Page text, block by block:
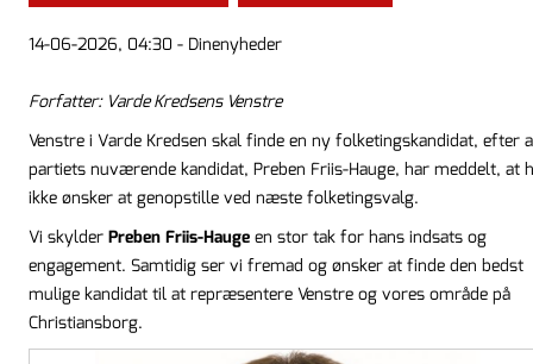
14-06-2026, 04:30 - Dinenyheder
Forfatter: Varde Kredsens Venstre
Venstre i Varde Kredsen skal finde en ny folketingskandidat, efter
partiets nuværende kandidat, Preben Friis-Hauge, har meddelt, at
ikke ønsker at genopstille ved næste folketingsvalg.
Vi skylder Preben Friis-Hauge en stor tak for hans indsats og
engagement. Samtidig ser vi fremad og ønsker at finde den bedst
mulige kandidat til at repræsentere Venstre og vores område på
Christiansborg.